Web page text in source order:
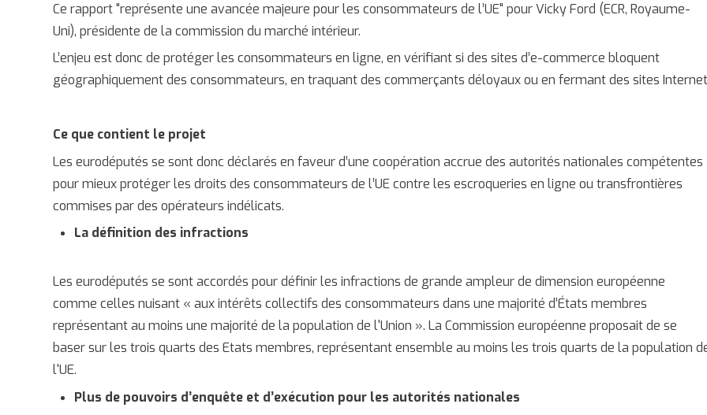
Ce rapport "représente une avancée majeure pour les consommateurs de l’UE" pour Vicky Ford (ECR, Royaume-
Uni), présidente de la commission du marché intérieur.
L’enjeu est donc de protéger les consommateurs en ligne, en vérifiant si des sites d’e-commerce bloquent
géographiquement des consommateurs, en traquant des commerçants déloyaux ou en fermant des sites
Ce que contient le projet
Les eurodéputés se sont donc déclarés en faveur d’une coopération accrue des autorités nationales compétentes
pour mieux protéger les droits des consommateurs de l’UE contre les escroqueries en ligne ou transfrontières
commises par des opérateurs indélicats.
La définition des infractions
Les eurodéputés se sont accordés pour définir les infractions de grande ampleur de dimension européenne
comme celles nuisant « aux intérêts collectifs des consommateurs dans une majorité d’États membres
représentant au moins une majorité de la population de l'Union ». La Commission européenne proposait de se
baser sur les trois quarts des Etats membres, représentant ensemble au moins les trois quarts de la population
l'UE.
Plus de pouvoirs d’enquête et d’exécution pour les autorités nationales